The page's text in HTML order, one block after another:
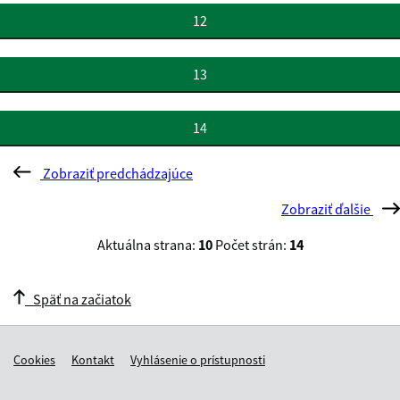
12
13
14
Zobraziť predchádzajúce
Zobraziť ďalšie
Aktuálna strana: 10Počet strán: 14
Späť na začiatok
Cookies Kontakt Vyhlásenie o prístupnosti